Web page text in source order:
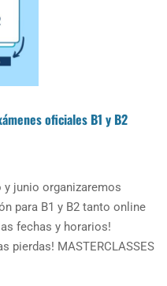
oficiales B1 y B2
y junio organizaremos
para B1 y B2 tanto online
fechas y horarios!
pierdas! MASTERCLASSES